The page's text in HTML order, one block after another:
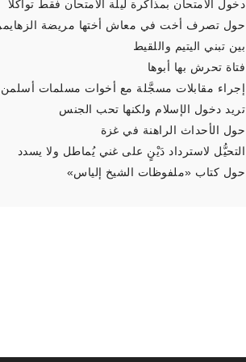
دخول الامتحان بمذاكرة ليلة الامتحان فقط تواكلًا
حول تصرف أخت في معاش أختها مريضة
بين تبني اليتيم واللقيط
فتاة تحرش بها أبوها
إجراء مقابلات مسجَّلة مع أخوات مسلمات
تريد دخول الإسلام ولكنها تحب الجنس
حول الأحداث الراهنة في غزة
التحيُّل لاسترداد دَيْنٍ على غني يُماطل ولا يسدد
حول كتاب «ملفوظات الشيخ إلياس»